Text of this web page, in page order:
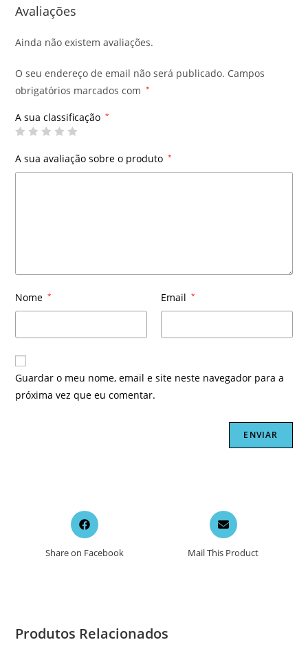
Avaliações
Ainda não existem avaliações.
O seu endereço de email não será publicado. Campos
obrigatórios marcados com
*
A sua classificação *
A sua avaliação sobre o produto *
Nome * Email *
Guardar o meu nome, email e site neste navegador para a
próxima vez que eu comentar.
Opens
in
new
Share on Facebook
Opens
in
a
new
Mail This Product
Produtos Relacionados